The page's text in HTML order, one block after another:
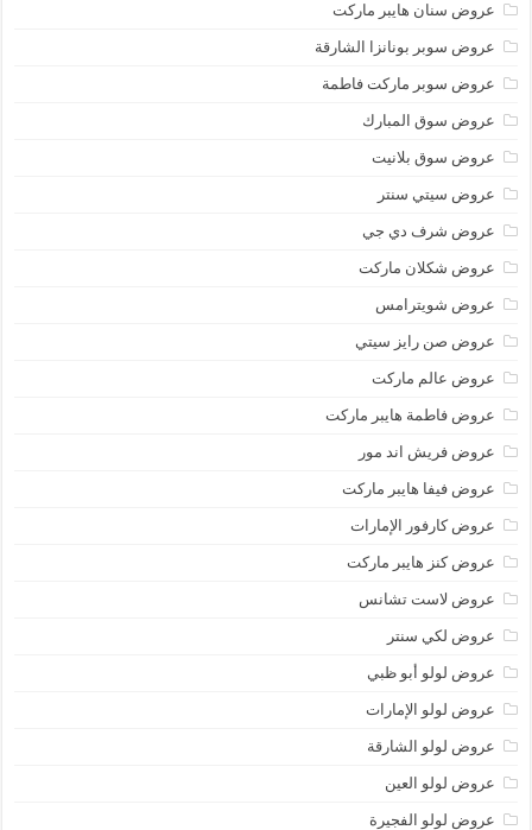
عروض سنان هايبر ماركت
عروض سوبر بونانزا الشارقة
عروض سوبر ماركت فاطمة
عروض سوق المبارك
عروض سوق بلانيت
عروض سيتي سنتر
عروض شرف دي جي
عروض شكلان ماركت
عروض شويترامس
عروض صن رايز سيتي
عروض عالم ماركت
عروض فاطمة هايبر ماركت
عروض فريش اند مور
عروض فيفا هايبر ماركت
عروض كارفور الإمارات
عروض كنز هايبر ماركت
عروض لاست تشانس
عروض لكي سنتر
عروض لولو أبو ظبي
عروض لولو الإمارات
عروض لولو الشارقة
عروض لولو العين
عروض لولو الفجيرة